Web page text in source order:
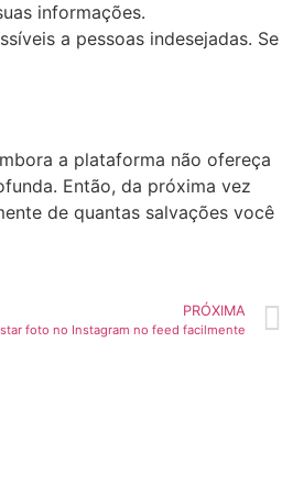
informações.
a pessoas indesejadas. Se
a plataforma não ofereça
Então, da próxima vez
de quantas salvações você
PRÓXIMA
foto no Instagram no feed facilmente